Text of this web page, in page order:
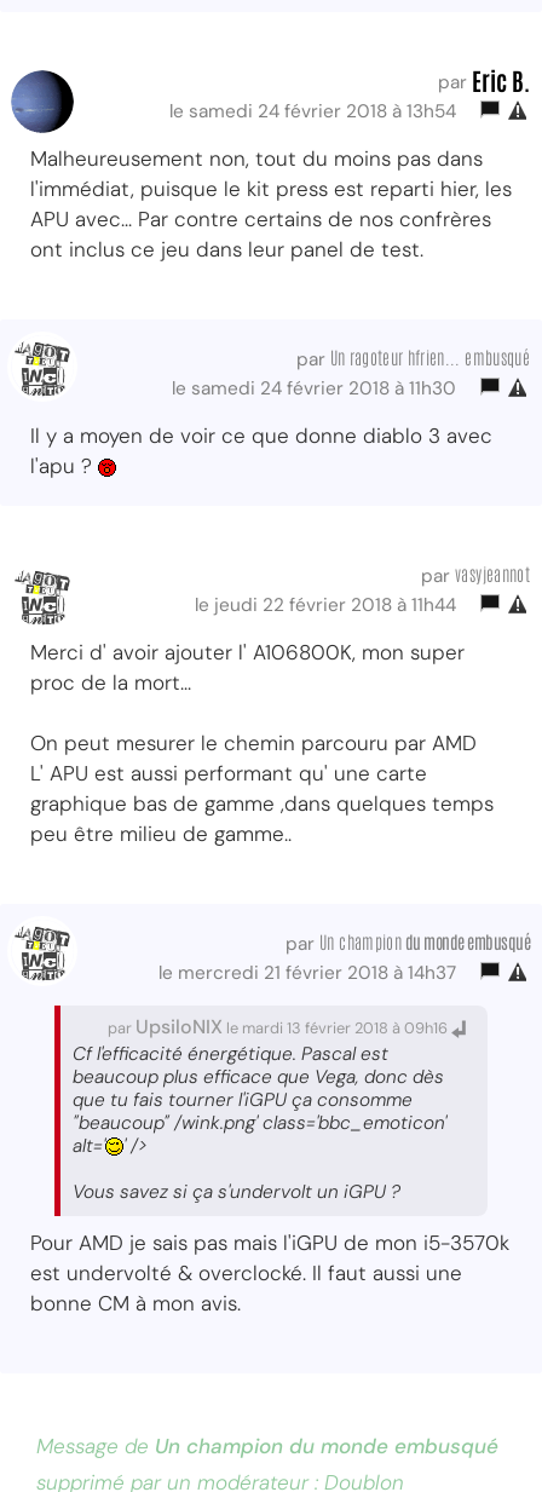
par Eric B.
le samedi 24 février 2018 à 13h54
Malheureusement non, tout du moins pas dans
l'immédiat, puisque le kit press est reparti hier, les
APU avec... Par contre certains de nos confrères
ont inclus ce jeu dans leur panel de test.
par Un ragoteur hfrien... embusqué
le samedi 24 février 2018 à 11h30
Il y a moyen de voir ce que donne diablo 3 avec
l'apu ?
parvasyjeannot
le jeudi 22 février 2018 à 11h44
Merci d' avoir ajouter l' A106800K, mon super
proc de la mort...
On peut mesurer le chemin parcouru par AMD
L' APU est aussi performant qu' une carte
graphique bas de gamme ,dans quelques temps
peu être milieu de gamme..
par Un champion du monde embusqué
le mercredi 21 février 2018 à 14h37
par UpsiloNIX le mardi 13 février 2018 à 09h16
Cf l'efficacité énergétique. Pascal est
beaucoup plus efficace que Vega, donc dès
que tu fais tourner l'iGPU ça consomme
"beaucoup" /wink.png' class='bbc_emoticon'
alt='
' />
Vous savez si ça s'undervolt un iGPU ?
Pour AMD je sais pas mais l'iGPU de mon i5-3570k
est undervolté & overclocké. Il faut aussi une
bonne CM à mon avis.
Message de Un champion du monde embusqué
supprimé par un modérateur : Doublon